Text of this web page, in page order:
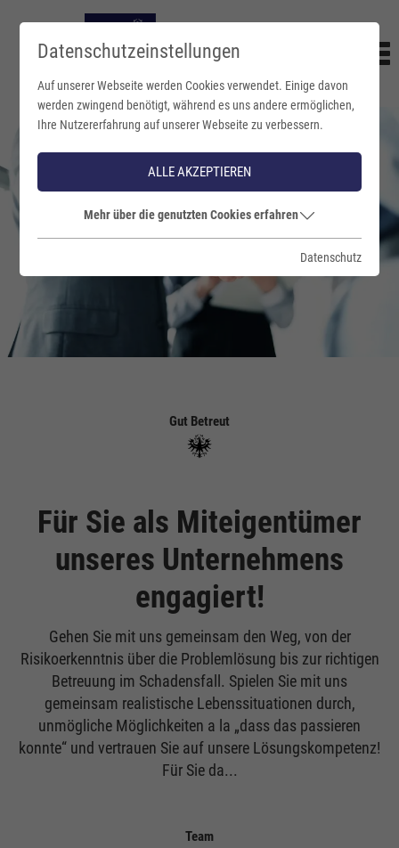
Gut Betreut
Für Sie als Miteigentümer
unseres Unternehmens
engagiert!
Gehen Sie mit uns gemeinsam den Weg, von der
Risikoerkenntnis über die Problemlösung bis zur richtigen
Betreuung im Schadensfall. Spielen Sie mit uns
gemeinsam realistische Lebenssituationen durch,
unmögliche Möglichkeiten a la „dass das passieren
konnte“ und vertrauen Sie auf unsere Lösungskompetenz!
Für Sie da...
Team
Datenschutzeinstellungen
Auf unserer Webseite werden Cookies verwendet. Einige davon
werden zwingend benötigt, während es uns andere ermöglichen,
Ihre Nutzererfahrung auf unserer Webseite zu verbessern.
ALLE AKZEPTIEREN
Mehr über die genutzten Cookies erfahren
Datenschutz